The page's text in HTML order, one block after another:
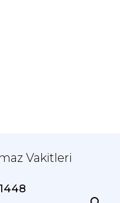
Vakitleri